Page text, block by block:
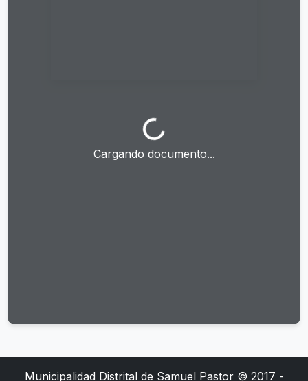
Cargando documento...
Municipalidad Distrital de Samuel Pastor © 2017 -